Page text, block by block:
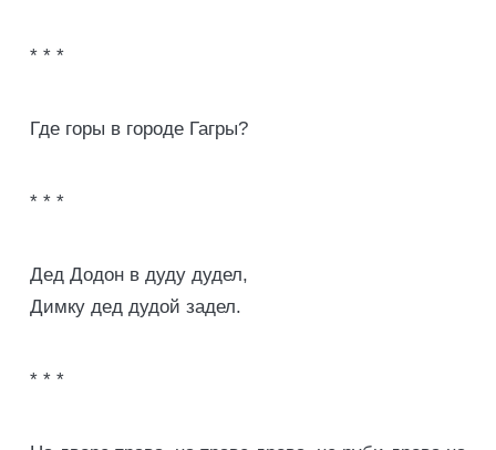
* * *
Где горы в городе Гагры?
* * *
Дед Додон в дуду дудел,
Димку дед дудой задел.
* * *